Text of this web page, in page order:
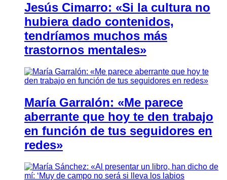
Jesús Cimarro: «Si la cultura no
hubiera dado contenidos,
tendríamos muchos más
trastornos mentales»
María Garralón: «Me parece
aberrante que hoy te den trabajo
en función de tus seguidores en
redes»